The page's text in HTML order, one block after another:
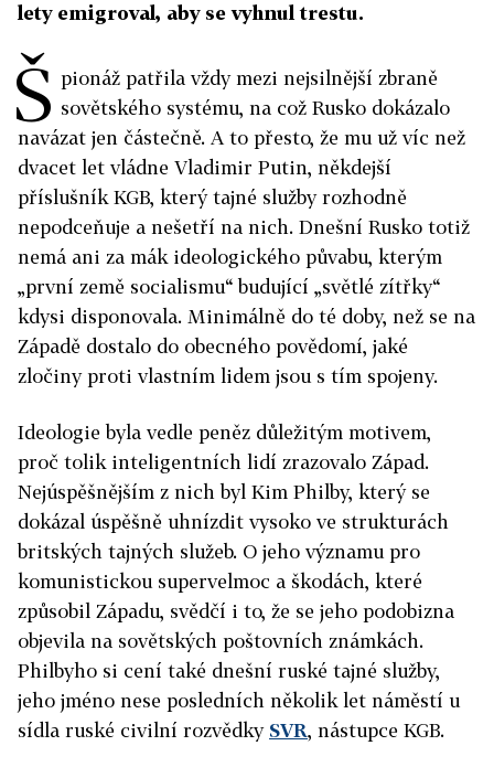
lety emigroval, aby se vyhnul trestu.
Š pionáž patřila vždy mezi nejsilnější zbraně
sovětského systému, na což Rusko dokázalo
navázat jen částečně. A to přesto, že mu už víc než
dvacet let vládne Vladimir Putin, někdejší
příslušník KGB, který tajné služby rozhodně
nepodceňuje a nešetří na nich. Dnešní Rusko totiž
nemá ani za mák ideologického půvabu, kterým
„první země socialismu“ budující „světlé zítřky“
kdysi disponovala. Minimálně do té doby, než se na
Západě dostalo do obecného povědomí, jaké
zločiny proti vlastním lidem jsou s tím spojeny.
Ideologie byla vedle peněz důležitým motivem,
proč tolik inteligentních lidí zrazovalo Západ.
Nejúspěšnějším z nich byl Kim Philby, který se
dokázal úspěšně uhnízdit vysoko ve strukturách
britských tajných služeb. O jeho významu pro
komunistickou supervelmoc a škodách, které
způsobil Západu, svědčí i to, že se jeho podobizna
objevila na sovětských poštovních známkách.
Philbyho si cení také dnešní ruské tajné služby,
jeho jméno nese posledních několik let náměstí u
sídla ruské civilní rozvědky SVR, nástupce KGB.